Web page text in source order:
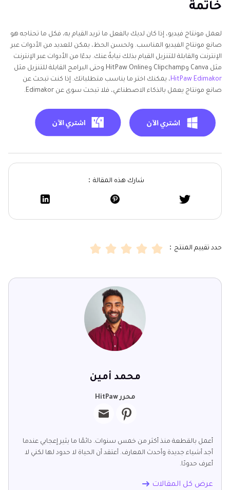
خاتمة
لعمل مونتاج فيديو، إذا كان لديك بالفعل ما تريد القيام به، فكل ما تحتاجه هو
صانع مونتاج الفيديو المناسب. ولحسن الحظ، يمكن للعديد من الأدوات عبر
الإنترنت والقابلة للتنزيل القيام بذلك نيابةً عنك. بدءًا من الأدوات عبر الإنترنت
مثل Canva وClipchamp وHitPaw Online وحتى البرامج القابلة للتنزيل مثل
HitPaw Edimakor، يمكنك اختر ما يناسب متطلباتك. إذا كنت تبحث عن
صانع مونتاج يعمل بالذكاء الاصطناعي، فلا تبحث سوى عن Edimakor.
شارك هذه المقالة：
حدد تقييم المنتج：
محمد أمين
محرر HitPaw
أعمل بالقطعة منذ أكثر من خمس سنوات. دائمًا ما يثير إعجابي عندما
أجد أشياء جديدة وأحدث المعارف. أعتقد أن الحياة لا حدود لها لكني لا
أعرف حدودًا.
عرض كل المقالات